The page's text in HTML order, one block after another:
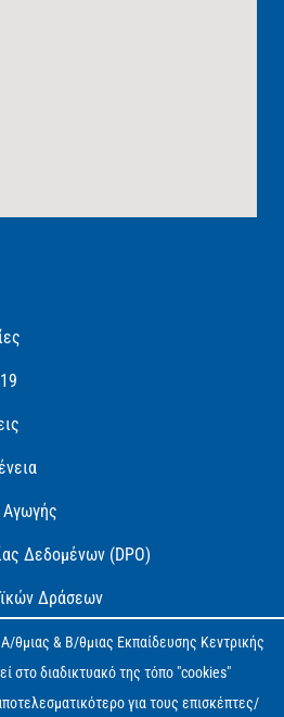
Αγωγής
Δεδομένων (DPO)
Δράσεων
Δεδομένων (GDPR)
θμιας & Β/θμιας Εκπαίδευσης Κεντρικής
στο διαδικτυακό της τόπο "cookies"
για τους επισκέπτες/